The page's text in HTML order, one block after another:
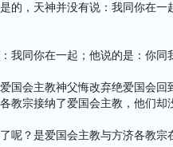
的，天神并没有说：我同你在
：我同你在一起；他说的是：你同
国会主教神父悔改弃绝爱国会
教宗接纳了爱国会主教，他们
呢？是爱国会主教与方济各教